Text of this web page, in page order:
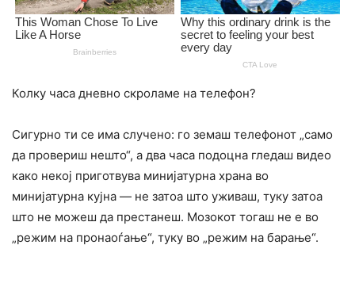
Колку часа дневно скроламе на телефон?
Сигурно ти се има случено: го земаш телефонот „само
да провериш нешто“, а два часа подоцна гледаш видео
како некој приготвува минијатурна храна во
минијатурна кујна — не затоа што уживаш, туку затоа
што не можеш да престанеш. Мозокот тогаш не е во
„режим на пронаоѓање“, туку во „режим на барање“.